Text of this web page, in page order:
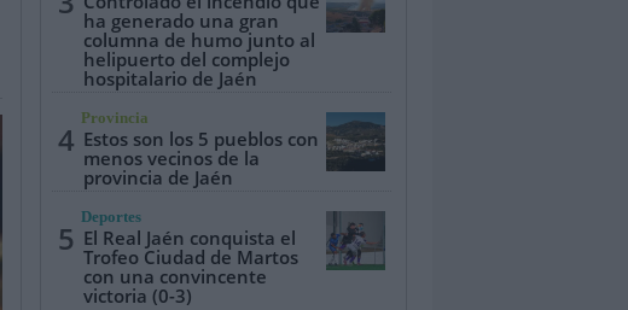
ha generado una gran
columna de humo junto al
helipuerto del complejo
hospitalario de Jaén
4
Provincia
Estos son los 5 pueblos con
menos vecinos de la
provincia de Jaén
5
Deportes
El Real Jaén conquista el
Trofeo Ciudad de Martos
con una convincente
victoria (0-3)